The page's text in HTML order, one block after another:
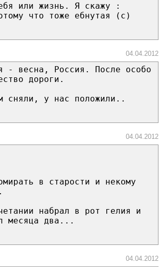
или жизнь. Я скажу :
что тоже ебнутая (с)
04.04.2012
- весна, Россия. После особо
дороги.
сняли, у нас положили..
04.04.2012
в старости и некому
набрал в рот гелия и
месяца два...
04.04.2012